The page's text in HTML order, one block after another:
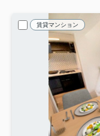
賃貸マンション